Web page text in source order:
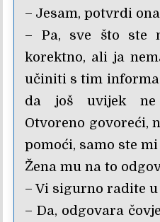
– Jesam, potvrdi
– Pa, sve što ste
korektno, ali ja
učiniti s tim
da još uvijek ne
Otvoreno govoreći,
pomoći, samo ste
Žena mu na to
– Vi sigurno radite
– Da, odgovara